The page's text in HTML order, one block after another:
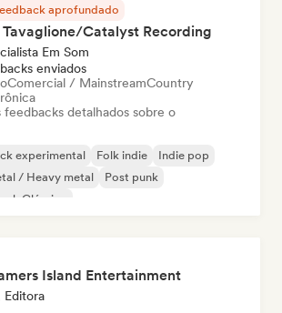
aprofundado
Tavaglione/Catalyst Recording
Em Som
enviados
Comercial / MainstreamCountry
feedbacks detalhados sobre o
experimental Folk indie
Indie pop
/ Heavy metal
Post punk
Clássico
Island Entertainment
Editora